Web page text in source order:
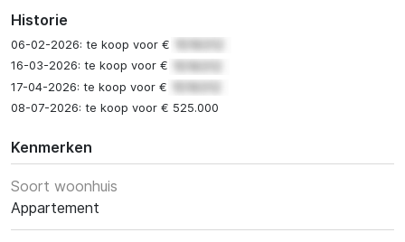
Historie
06-02-2026: te koop voor €
16-03-2026: te koop voor €
17-04-2026: te koop voor €
08-07-2026: te koop voor € 525.000
Kenmerken
Soort woonhuis
Appartement